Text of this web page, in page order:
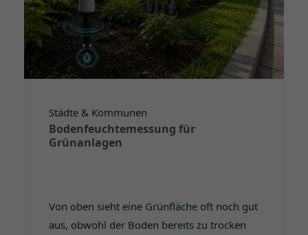
Städte & Kommunen
Bodenfeuchtemessung für
Grünanlagen
Von oben sieht eine Grünfläche oft noch gut
aus, obwohl der Boden bereits zu trocken